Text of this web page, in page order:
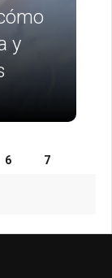
y
6
7